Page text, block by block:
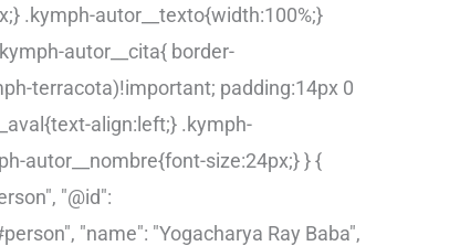
.kymph-autor__texto{width:100%;}
autor__cita{ border-
terracota)!important; padding:14px 0
align:left;} .kymph-
autor__nombre{font-size:24px;} }{
"@id":
"name": "Yogacharya Ray Baba",